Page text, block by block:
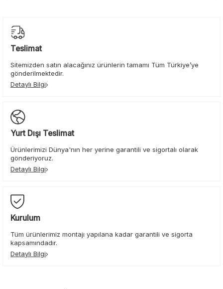
Teslimat
Sitemizden satın alacağınız ürünlerin tamamı Tüm Türkiye’ye
gönderilmektedir.
Detaylı Bilgi
Yurt Dışı Teslimat
Ürünlerimizi Dünya'nın her yerine garantili ve sigortalı olarak
gönderiyoruz.
Detaylı Bilgi
Kurulum
Tüm ürünlerimiz montajı yapılana kadar garantili ve sigorta
kapsamındadır.
Detaylı Bilgi